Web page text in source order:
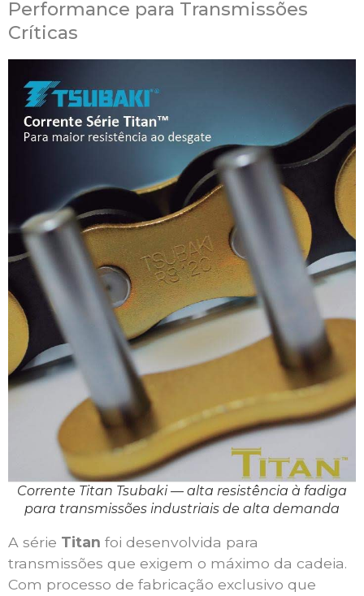
Performance para Transmissões
Críticas
Corrente Titan Tsubaki — alta resistência à fadiga
para transmissões industriais de alta demanda
A série Titan foi desenvolvida para
transmissões que exigem o máximo da cadeia.
Com processo de fabricação exclusivo que